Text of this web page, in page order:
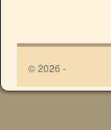
© 2026 -